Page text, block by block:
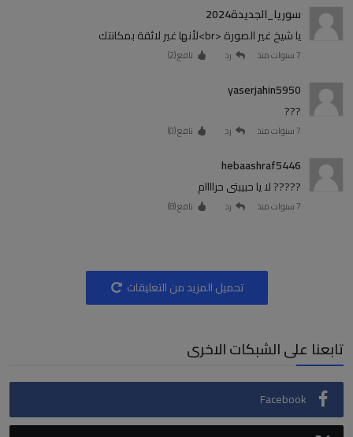
سوريا_الجديدة2024
يا شيخ غير الصورة <br>لأنها غير لائقة بمكانتك
7 سنوات منذ رد نافع (2
)
yaserjahin5950
???
7 سنوات منذ رد نافع (0
)
hebaashraf5446
????? لا يا حبيبتى حراااام
7 سنوات منذ رد نافع (8
)
تحميل المزيد من التعليقات
تابعنا على الشبكات الاخرى
Facebook